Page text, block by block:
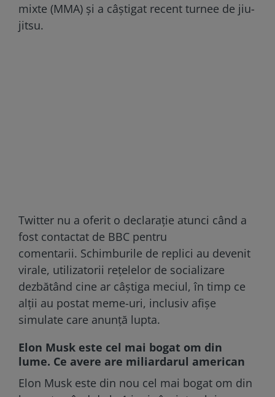
mixte (MMA) și a câștigat recent turnee de jiu-
jitsu.
Twitter nu a oferit o declarație atunci când a
fost contactat de BBC pentru
comentarii. Schimburile de replici au devenit
virale, utilizatorii rețelelor de socializare
dezbătând cine ar câștiga meciul, în timp ce
alții au postat meme-uri, inclusiv afișe
simulate care anunță lupta.
Elon Musk este cel mai bogat om din
lume. Ce avere are miliardarul american
Elon Musk este din nou cel mai bogat om din